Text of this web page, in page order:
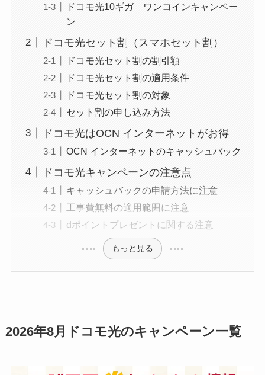
ドコモ光10ギガ ワンコインキャンペー
ン
ドコモ光セット割（スマホセット割）
ドコモ光セット割の割引額
ドコモ光セット割の適用条件
ドコモ光セット割の対象
セット割の申し込み方法
ドコモ光はOCN インターネットがお得
OCN インターネットのキャッシュバック
ドコモ光キャンペーンの注意点
キャッシュバックの申請方法に注意
工事費無料の適用範囲に注意
dポイントプレゼントに関する注意
もっと見る
2026年8月ドコモ光のキャンペーン一覧